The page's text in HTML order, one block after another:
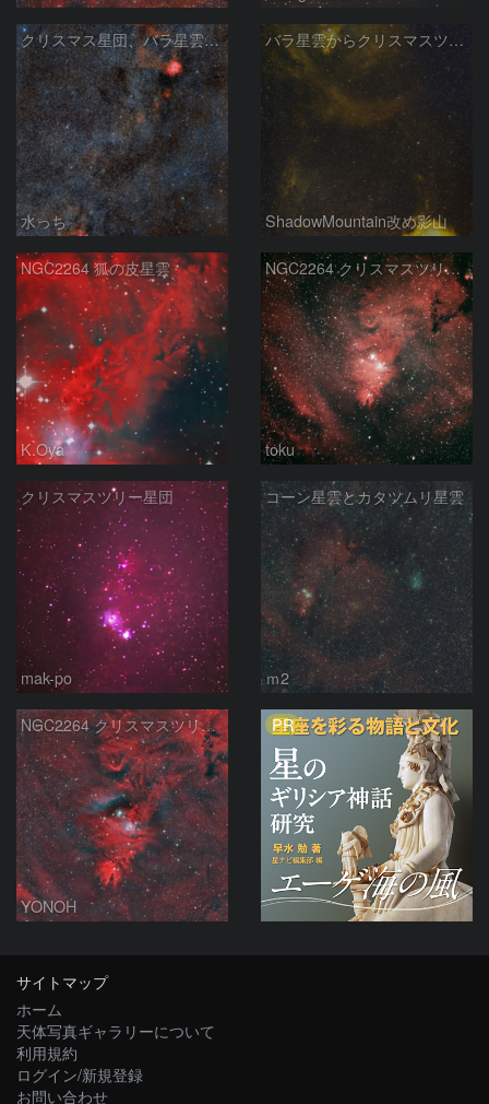
クリスマス星団、バラ星雲からかもめ星雲付近の星空
水っち
バラ星雲からクリスマスツリー星団
ShadowMountain改め影山
NGC2264 狐の皮星雲
K.Oya
NGC2264 クリスマスツリー星団
toku
クリスマスツリー星団
mak-po
コーン星雲とカタツムリ星雲
ｍ2
NGC2264 クリスマスツリー星団コーン星雲
YONOH
PR
サイトマップ
ホーム
天体写真ギャラリーについて
利用規約
ログイン/新規登録
お問い合わせ